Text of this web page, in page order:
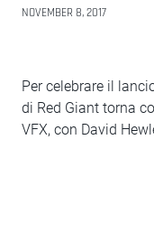
NOVEMBER 8, 2017
Per celebrare il
di Red Giant torna
VFX, con David